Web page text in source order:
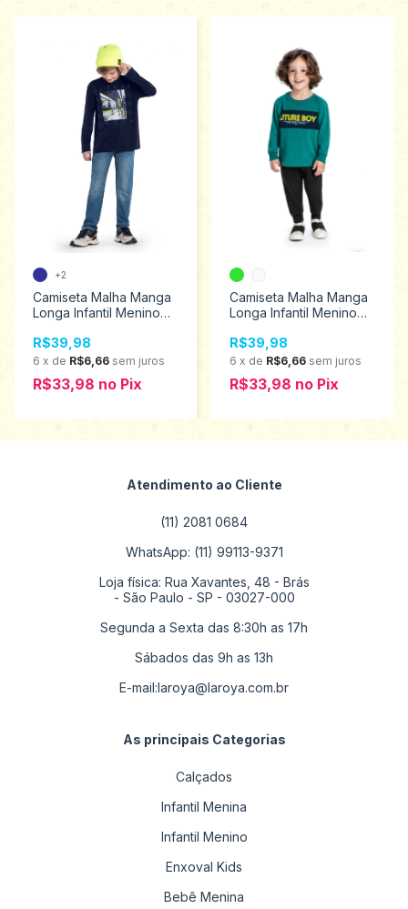
Camiseta Malha Manga
Longa Infantil Menino
R$39,98
6 x de R$6,66 sem juros
R$33,98 no Pix
+2
Camiseta Malha Manga
Longa Infantil Menino
R$39,98
6 x de R$6,66 sem juros
R$33,98 no Pix
Atendimento ao Cliente
(11) 2081 0684
WhatsApp: (11) 99113-9371
Loja física: Rua Xavantes, 48 - Brás
- São Paulo - SP - 03027-000
Segunda a Sexta das 8:30h as 17h
Sábados das 9h as 13h
E-mail:laroya@laroya.com.br
As principais Categorias
Calçados
Infantil Menina
Infantil Menino
Enxoval Kids
Bebê Menina